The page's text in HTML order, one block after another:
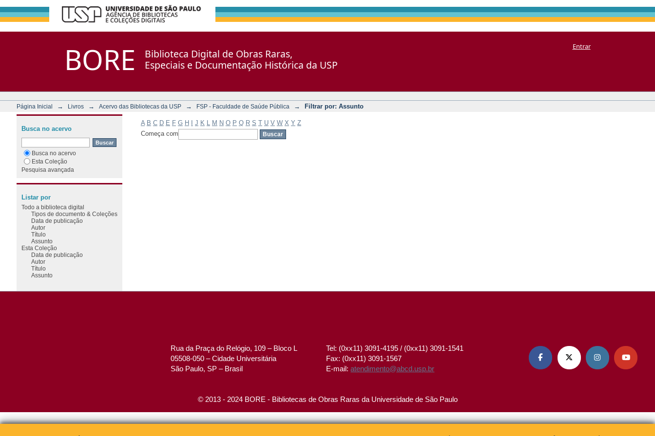
BORE
Biblioteca Digital de Obras Raras,
Especiais e Documentação Histórica da USP
Entrar
Página Inicial → Livros → Acervo das Bibliotecas da USP → FSP - Faculdade de Saúde Pública → Filtrar por: Assunto
A B C D E F G H J K M N O P Q R S T U V W X Y Z
Começa com
Busca no acervo
Busca no acervo
Esta Coleção
Pesquisa avançada
Listar por
Todo a biblioteca digital
Tipos de documento & Coleções
Data de publicação
Autor
Título
Assunto
Esta Coleção
Data de publicação
Autor
Título
Assunto
Rua da Praça do Relógio, 109 – Bloco L
05508-050 – Cidade Universitária
São Paulo, SP – Brasil
Tel: (0xx11) 3091-4195 / (0xx11) 3091-1541
Fax: (0xx11) 3091-1567
E-mail:atendimento@abcd.usp.br
   
© 2013 - 2024 BORE - Bibliotecas de Obras Raras da Universidade de São Paulo